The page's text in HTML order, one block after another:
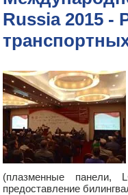
Russia 2015 -
(плазменные панели,
предоставление